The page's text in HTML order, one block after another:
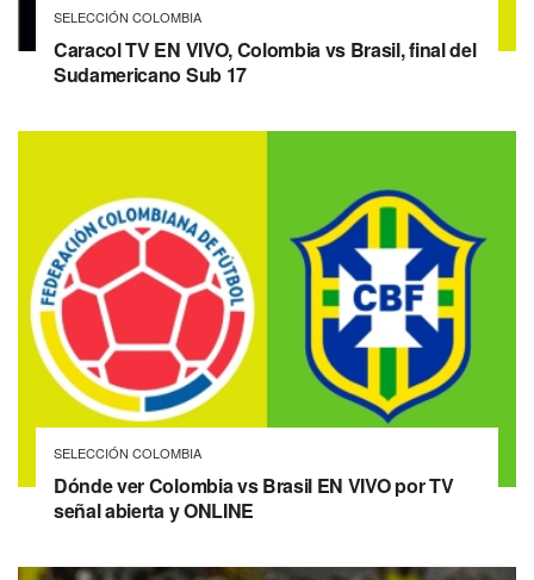
SELECCIÓN COLOMBIA
Caracol TV EN VIVO, Colombia vs Brasil, final del
Sudamericano Sub 17
SELECCIÓN COLOMBIA
Dónde ver Colombia vs Brasil EN VIVO por TV
señal abierta y ONLINE